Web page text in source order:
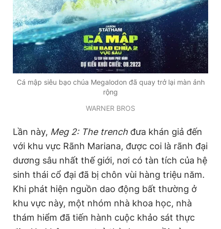
Cá mập siêu bạo chúa Megalodon đã quay trở lại màn ảnh
rộng
WARNER BROS
Lần này, Meg 2: The trench đưa khán giả đến
với khu vực Rãnh Mariana, được coi là rãnh đại
dương sâu nhất thế giới, nơi có tàn tích của hệ
sinh thái cổ đại đã bị chôn vùi hàng triệu năm.
Khi phát hiện nguồn dao động bất thường ở
khu vực này, một nhóm nhà khoa học, nhà
thám hiểm đã tiến hành cuộc khảo sát thực